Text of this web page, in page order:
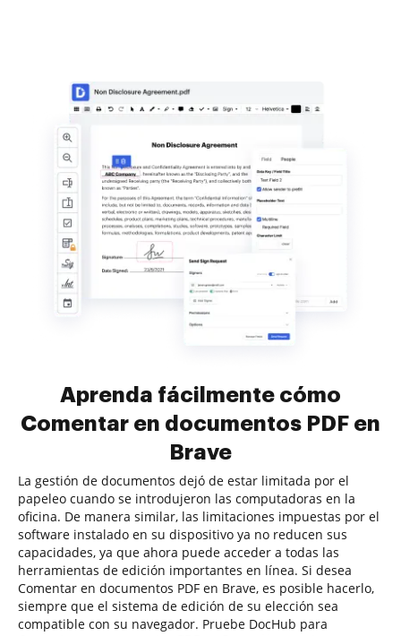
Aprenda fácilmente cómo
Comentar en documentos PDF en
Brave
La gestión de documentos dejó de estar limitada por el
papeleo cuando se introdujeron las computadoras en la
oficina. De manera similar, las limitaciones impuestas por el
software instalado en su dispositivo ya no reducen sus
capacidades, ya que ahora puede acceder a todas las
herramientas de edición importantes en línea. Si desea
Comentar en documentos PDF en Brave, es posible hacerlo,
siempre que el sistema de edición de su elección sea
compatible con su navegador. Pruebe DocHub para